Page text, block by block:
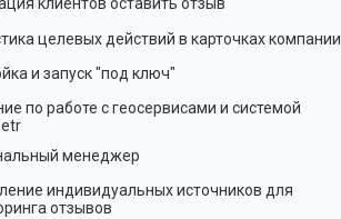
клиентов оставить отзыв
целевых действий в карточках компании
и запуск "под ключ"
по работе с геосервисами и системой
менеджер
индивидуальных источников для
отзывов